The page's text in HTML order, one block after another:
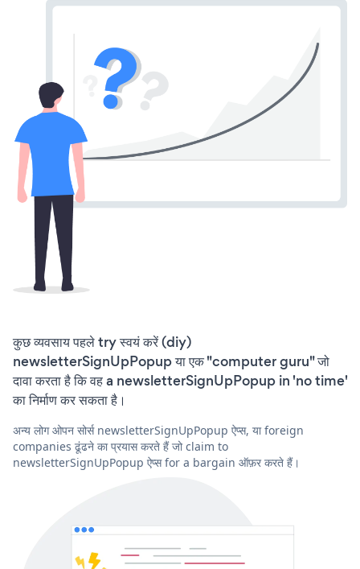
कुछ व्यवसाय पहले try स्वयं करें (diy)
newsletterSignUpPopup या एक "computer guru" जो
दावा करता है कि वह a newsletterSignUpPopup in 'no time'
का निर्माण कर सकता है।
अन्य लोग ओपन सोर्स newsletterSignUpPopup ऐप्स, या foreign
companies ढूंढने का प्रयास करते हैं जो claim to
newsletterSignUpPopup ऐप्स for a bargain ऑफ़र करते हैं।